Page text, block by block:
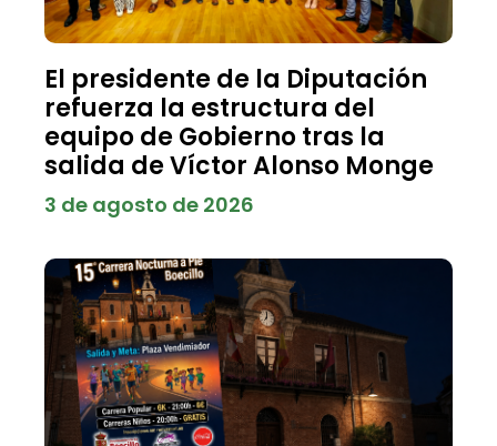
El presidente de la Diputación
refuerza la estructura del
equipo de Gobierno tras la
salida de Víctor Alonso Monge
3 de agosto de 2026